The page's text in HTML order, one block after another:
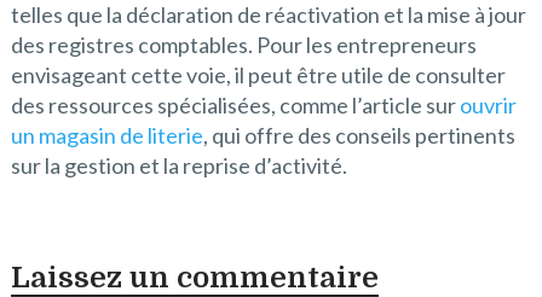
telles que la déclaration de réactivation et la mise à jour
des registres comptables. Pour les entrepreneurs
envisageant cette voie, il peut être utile de consulter
des ressources spécialisées, comme l’article surouvrir
un magasin de literie, qui offre des conseils pertinents
sur la gestion et la reprise d’activité.
Laissez un commentaire